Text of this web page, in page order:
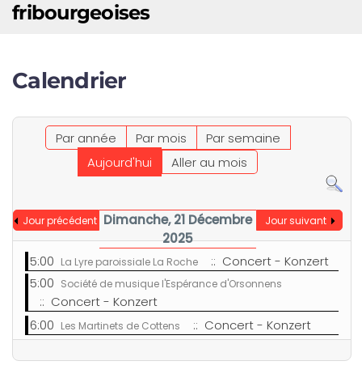
fribourgeoises
Calendrier
Par année Par mois
Par semaine
Aujourd'hui
Aller au mois
Jour précédent Dimanche, 21 Décembre
2025
Jour suivant
5:00 La Lyre paroissiale La Roche
:: Concert - Konzert
5:00 Société de musique l'Espérance d'Orsonnens
:: Concert - Konzert
6:00 Les Martinets de Cottens :: Concert - Konzert